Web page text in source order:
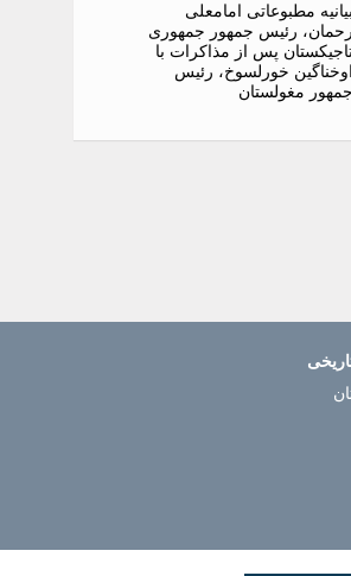
بیانیه مطبوعاتی امامعلی
رحمان، رئیس جمهور جمهوری
پس از مذاکرات با
اوخناگین خورلسوخ، رئیس
جمهور مغولستان